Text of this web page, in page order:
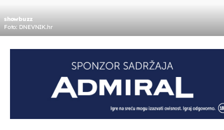
showbuzz
Foto: DNEVNIK.hr